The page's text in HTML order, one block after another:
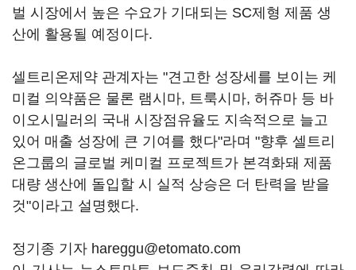
벌 시장에서 높은 수요가 기대되는 SC제형 제품 생
산에 활용될 예정이다.
셀트리온제약 관계자는 "견고한 성장세를 보이는 케
미컬 의약품은 물론 램시마, 트룩시마, 허쥬마 등 바
이오시밀러의 국내 시장점유율도 지속적으로 늘고
있어 매출 성장에 큰 기여를 했다"라며 "향후 셀트리
온그룹의 글로벌 케미컬 프로젝트가 본격화돼 제품
대량 생산에 돌입할 시 실적 상승은 더 탄력을 받을
것"이라고 설명했다.
정기종 기자 hareggu@etomato.com